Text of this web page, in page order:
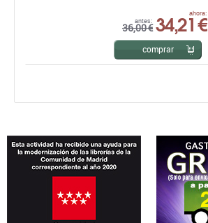
antes:
36,00 €
ahora:
34,21 €
comprar